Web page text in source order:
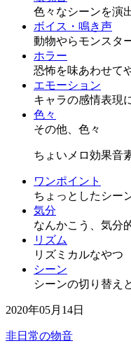
色々なシーンを演
ボイス・鳴き声
動物やらモンスタ
ホラー
恐怖を味あわせて
エモーション
キャラの感情表現
色々
その他、色々
ちょいメロ効果音
ワンポイント
ちょっとしたシー
気分
なんかこう、気分
リズム
リズミカルなやつ
シーン
シーンの切り替え
2020年05月14日
非日常の物音